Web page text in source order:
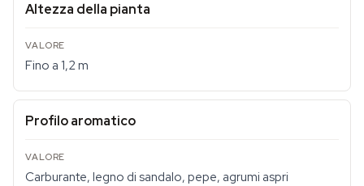
Altezza della pianta
Fino a 1,2 m
Profilo aromatico
Carburante, legno di sandalo, pepe, agrumi aspri